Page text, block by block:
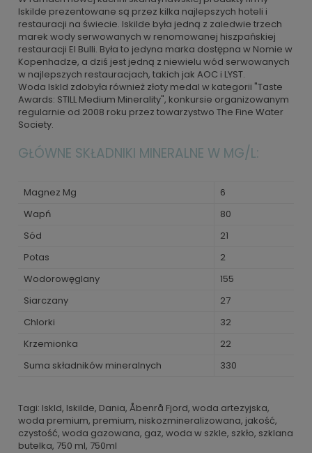
Iskilde prezentowane są przez kilka najlepszych hoteli i
restauracji na świecie. Iskilde była jedną z zaledwie trzech
marek wody serwowanych w renomowanej hiszpańskiej
restauracji El Bulli. Była to jedyna marka dostępna w Nomie w
Kopenhadze, a dziś jest jedną z niewielu wód serwowanych
w najlepszych restauracjach, takich jak AOC i LYST.
Woda Iskld zdobyła również złoty medal w kategorii "Taste
Awards: STILL Medium Minerality", konkursie organizowanym
regularnie od 2008 roku przez towarzystwo The Fine Water
Society.
GŁÓWNE SKŁADNIKI MINERALNE W MG/L:
Magnez Mg
6
Wapń
80
Sód
21
Potas
2
Wodorowęglany
155
Siarczany
27
Chlorki
32
Krzemionka
22
Suma składników mineralnych
330
Tagi: Iskld, Iskilde, Dania, Åbenrå Fjord, woda artezyjska,
woda premium, premium, niskozmineralizowana, jakość,
czystość, woda gazowana, gaz, woda w szkle, szkło, szklana
butelka, 750 ml, 750ml